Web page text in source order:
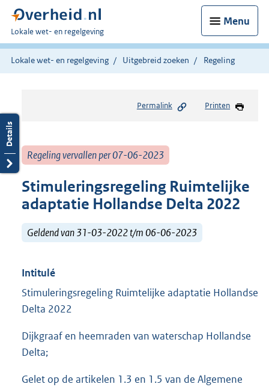
Menu
U
bent
hier:
Lokale wet- en regelgeving
Lokale wet- en regelgeving Uitgebreid zoeken Regeling
Permalink Printen
Regeling vervallen per 07-06-2023
Stimuleringsregeling Ruimtelijke
adaptatie Hollandse Delta 2022
Geldend van 31-03-2022 t/m 06-06-2023
Intitulé
Stimuleringsregeling Ruimtelijke adaptatie Hollandse
Delta 2022
Dijkgraaf en heemraden van waterschap Hollandse
Delta;
Gelet op de artikelen 1.3 en 1.5 van de Algemene